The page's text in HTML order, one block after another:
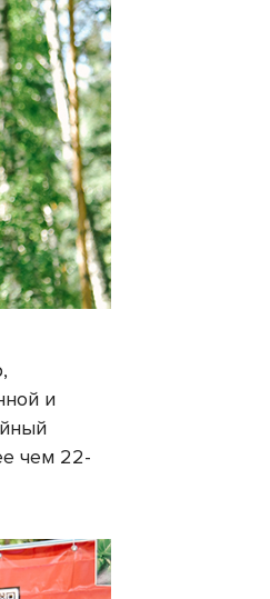
и
чем 22-